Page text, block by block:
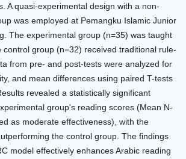
A quasi-experimental design with a non-
was employed at Pemangku Islamic Junior
The experimental group (n=35) was taught
control group (n=32) received traditional rule-
from pre- and post-tests were analyzed for
and mean differences using paired T-tests
revealed a statistically significant
group's reading scores (Mean N-
as moderate effectiveness), with the
the control group. The findings
model effectively enhances Arabic reading